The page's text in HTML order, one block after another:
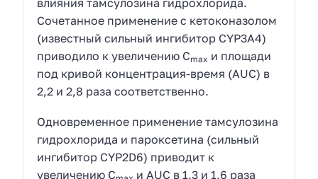
влияния тамсулозина гидрохлорида.
Сочетанное применение с кетоконазолом
(известный сильный ингибитор CYP3A4)
приводило к увеличению Сmax и площади
под кривой концентрация-время (AUC) в
2,2 и 2,8 раза соответственно.
Одновременное применение тамсулозина
гидрохлорида и пароксетина (сильный
ингибитор СYP2D6) приводит к
увеличению С
и AUC в 1,3 и 1,6 раза